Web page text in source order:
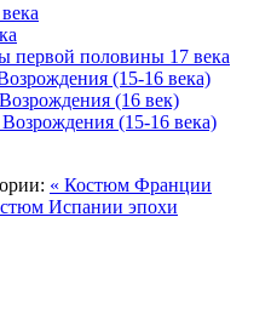
первой половины 17 века
(15-16 века)
(16 век)
(15-16 века)
« Костюм Франции
Испании эпохи